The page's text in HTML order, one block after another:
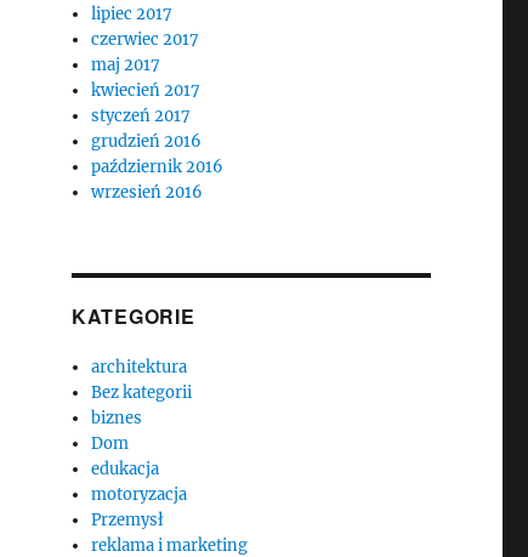
lipiec 2017
czerwiec 2017
maj 2017
kwiecień 2017
styczeń 2017
grudzień 2016
październik 2016
wrzesień 2016
KATEGORIE
architektura
Bez kategorii
biznes
Dom
edukacja
motoryzacja
Przemysł
reklama i marketing